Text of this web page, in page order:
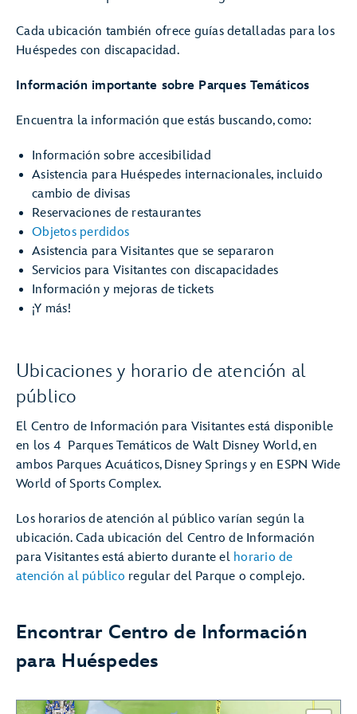
Cada ubicación también ofrece guías detalladas para los
Huéspedes con discapacidad.
Información importante sobre Parques Temáticos
Encuentra la información que estás buscando, como:
Información sobre accesibilidad
Asistencia para Huéspedes internacionales, incluido
cambio de divisas
Reservaciones de restaurantes
Objetos perdidos
Asistencia para Visitantes que se separaron
Servicios para Visitantes con discapacidades
Información y mejoras de tickets
¡Y más!
Ubicaciones y horario de atención al
público
El Centro de Información para Visitantes está disponible
en los 4 Parques Temáticos de Walt Disney World, en
ambos Parques Acuáticos, Disney Springs y en ESPN Wide
World of Sports Complex.
Los horarios de atención al público varían según la
ubicación. Cada ubicación del Centro de Información
para Visitantes está abierto durante el horario de
atención al público regular del Parque o complejo.
Encontrar Centro de Información
para Huéspedes